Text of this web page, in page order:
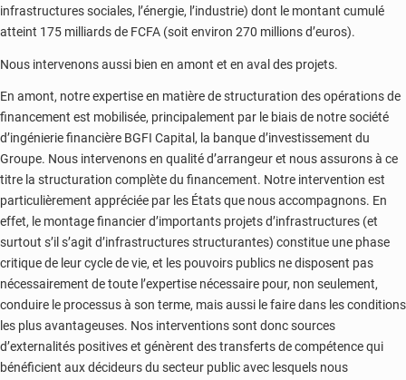
infrastructures sociales, l’énergie, l’industrie) dont le montant cumulé
atteint 175 milliards de FCFA (soit environ 270 millions d’euros).
Nous intervenons aussi bien en amont et en aval des projets.
En amont, notre expertise en matière de structuration des opérations de
financement est mobilisée, principalement par le biais de notre société
d’ingénierie financière BGFI Capital, la banque d’investissement du
Groupe. Nous intervenons en qualité d’arrangeur et nous assurons à ce
titre la structuration complète du financement. Notre intervention est
particulièrement appréciée par les États que nous accompagnons. En
effet, le montage financier d’importants projets d’infrastructures (et
surtout s’il s’agit d’infrastructures structurantes) constitue une phase
critique de leur cycle de vie, et les pouvoirs publics ne disposent pas
nécessairement de toute l’expertise nécessaire pour, non seulement,
conduire le processus à son terme, mais aussi le faire dans les conditions
les plus avantageuses. Nos interventions sont donc sources
d’externalités positives et génèrent des transferts de compétence qui
bénéficient aux décideurs du secteur public avec lesquels nous